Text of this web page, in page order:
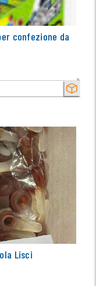
SECCO
confezione da
Lisci